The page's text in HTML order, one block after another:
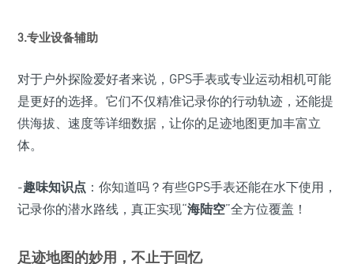
3.专业设备辅助
对于户外探险爱好者来说，GPS手表或专业运动相机可能
是更好的选择。它们不仅精准记录你的行动轨迹，还能提
供海拔、速度等详细数据，让你的足迹地图更加丰富立
体。
-趣味知识点 ：你知道吗？有些GPS手表还能在水下使用，
记录你的潜水路线，真正实现“海陆空”全方位覆盖！
足迹地图的妙用，不止于回忆